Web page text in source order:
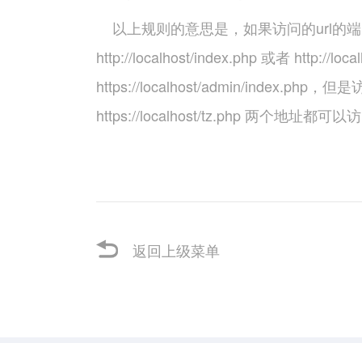
以上规则的意思是，如果访问的url的
http://localhost/index.php 或者 http://
https://localhost/admin/index.php，但是
https://localhost/tz.php 两个地址都可以
返回上级菜单